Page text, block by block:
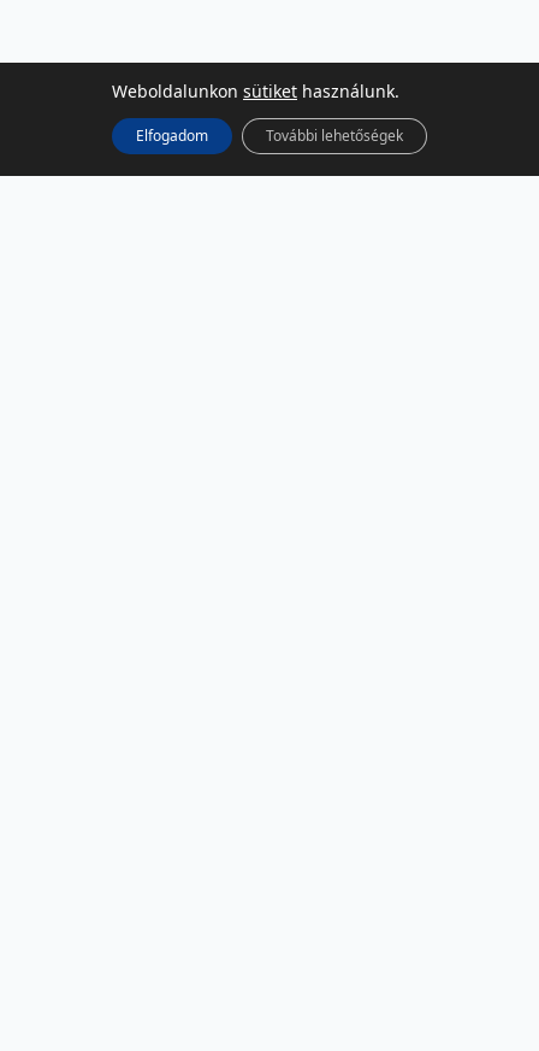
Weboldalunkon sütiket használunk.
Elfogadom További lehetőségek